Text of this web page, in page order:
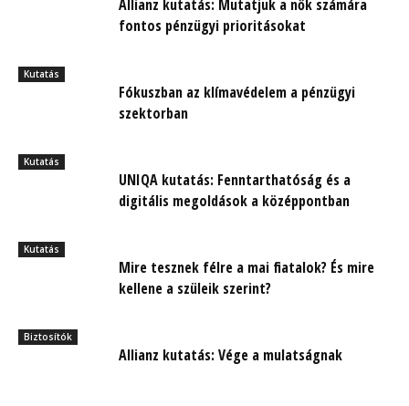
Allianz kutatás: Mutatjuk a nők számára
fontos pénzügyi prioritásokat
Kutatás
Fókuszban az klímavédelem a pénzügyi
szektorban
Kutatás
UNIQA kutatás: Fenntarthatóság és a
digitális megoldások a középpontban
Kutatás
Mire tesznek félre a mai fiatalok? És mire
kellene a szüleik szerint?
Biztosítók
Allianz kutatás: Vége a mulatságnak